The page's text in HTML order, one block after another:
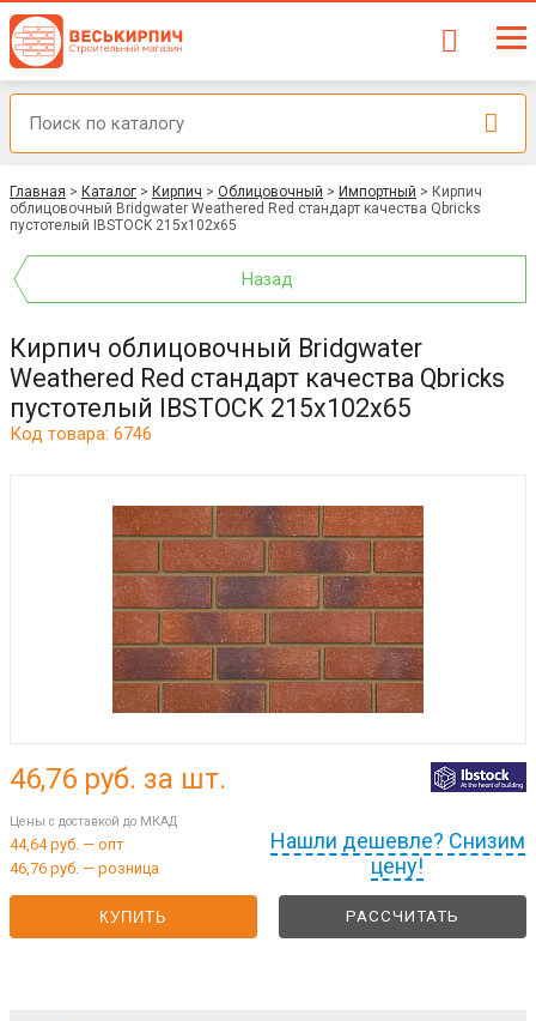
Главная > Каталог > Кирпич > Облицовочный > Импортный > Кирпич
облицовочный Bridgwater Weathered Red стандарт качества Qbricks
пустотелый IBSTOCK 215x102x65
Назад
Кирпич облицовочный Bridgwater
Weathered Red стандарт качества Qbricks
пустотелый IBSTOCK 215x102x65
Код товара: 6746
Нашли дешевле? Снизим
цену!
46,76 руб. за шт.
Цены с доставкой до МКАД
44,64 руб. — опт
46,76 руб. — розница
КУПИТЬ РАССЧИТАТЬ